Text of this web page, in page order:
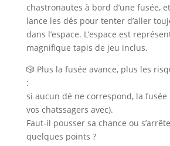
chastronautes à bord d’une fusée,
lance les dés pour tenter d’aller
dans l’espace. L’espace est
magnifique tapis de jeu inclus.
🎲 Plus la fusée avance, plus les
:
si aucun dé ne correspond, la fusée
vos chatssagers avec).
Faut-il pousser sa chance ou
quelques points ?